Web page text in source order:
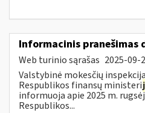
Informacinis pranešimas
Web turinio sąrašas 2025-09-
Valstybinė mokesčių
Respublikos finansų ministeri
informuoja apie 2025 m.
Respublikos...